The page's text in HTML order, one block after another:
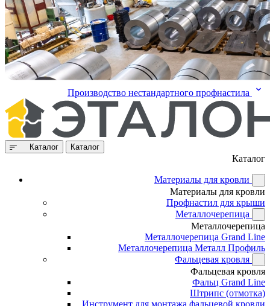
Производство нестандартного профнастила
Каталог Каталог
Каталог
Материалы для кровли
Материалы для кровли
Профнастил для крыши
Металлочерепица
Металлочерепица
Металлочерепица Grand Line
Металлочерепица Металл Профиль
Фальцевая кровля
Фальцевая кровля
Фальц Grand Line
Штрипс (отмотка)
Инструмент для монтажа фальцевой кровли